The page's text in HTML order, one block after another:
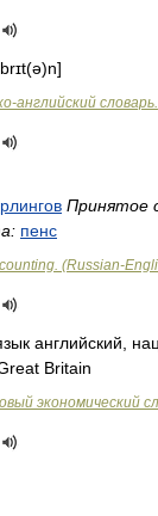
английский словарь.
Принятое
пенс
(Russian-
английский,
Britain
экономический